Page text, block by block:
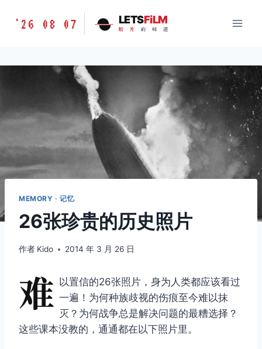
胶
味
'26 08 07 LETSFiLM
胶 片 的 味 道
MEMORY · 记忆
26张珍贵的历史照片
作者 Kido 2014 年 3 月 26 日
难 以置信的26张照片，身为人类都应该看过
一遍！为何种族歧视的伤痕至今难以抹
灭？为何战争总是解决问题的最糟选择？
这些课本没教的，通通都在以下照片里。